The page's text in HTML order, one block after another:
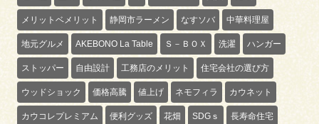
メリットベメリット 静岡市ラーメン なすソバ 中華料理屋
地元グルメ AKEBONO La Table Ｓ－ＢＯＸ 洗濯 ハンガー
ストッパー 自由設計 工務店のメリット 住宅会社の選び方
ウッドショック 価格高騰 値上げ ネモフィラ カウネット
カウコレプレミアム 便利グッズ 花畑 SDGｓ 長寿命住宅